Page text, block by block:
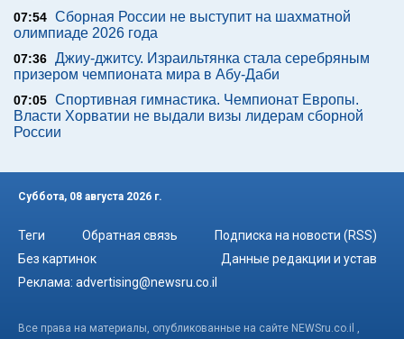
07:54 Сборная России не выступит на шахматной
олимпиаде 2026 года
07:36 Джиу-джитсу. Израильтянка стала серебряным
призером чемпионата мира в Абу-Даби
07:05 Спортивная гимнастика. Чемпионат Европы.
Власти Хорватии не выдали визы лидерам сборной
России
Суббота, 08 августа 2026 г.
Теги Обратная связь
Подписка на новости (RSS)
Без картинок
Данные редакции и устав
Реклама: advertising@newsru.co.il
Все права на материалы, опубликованные на сайте NEWSru.co.il ,